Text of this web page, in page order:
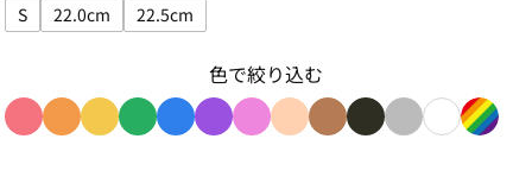
S
サイズで絞り込み: S
22.0cm
サイズで絞り込み: 22.0cm
22.5cm
サイズで絞り込み: 22.5cm
色で絞り込む